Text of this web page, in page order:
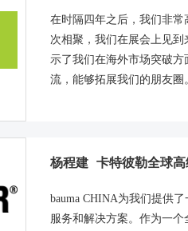
在时隔四年之后，我们非常
次相聚，我们在展会上见
示了我们在海外市场突破方
流，能够拓展我们的朋友圈
杨程建 卡特彼勒全球高
bauma CHINA为我们提供
服务和解决方案。作为一个